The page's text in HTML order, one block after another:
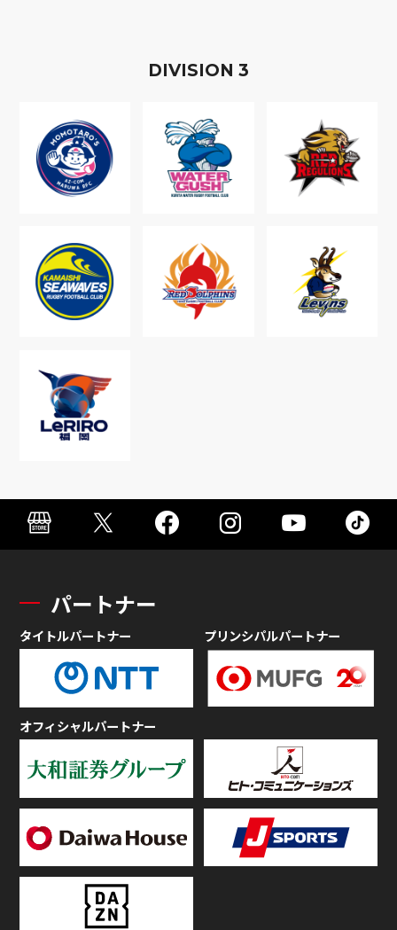
DIVISION 3
パートナー
タイトルパートナー プリンシパルパートナー
オフィシャルパートナー